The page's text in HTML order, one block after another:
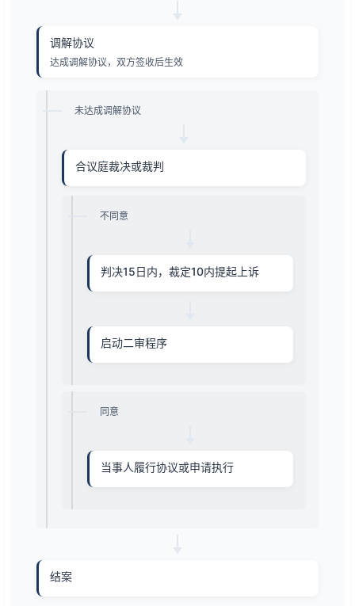
调解协议
达成调解协议，双方签收后生效
未达成调解协议
合议庭裁决或裁判
不同意
判决15日内，裁定10内提起上诉
启动二审程序
同意
当事人履行协议或申请执行
结案